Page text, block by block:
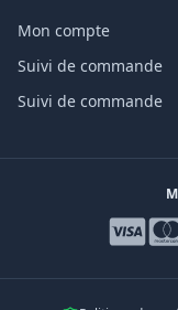
Mon compte
Suivi de commande
Suivi de commande